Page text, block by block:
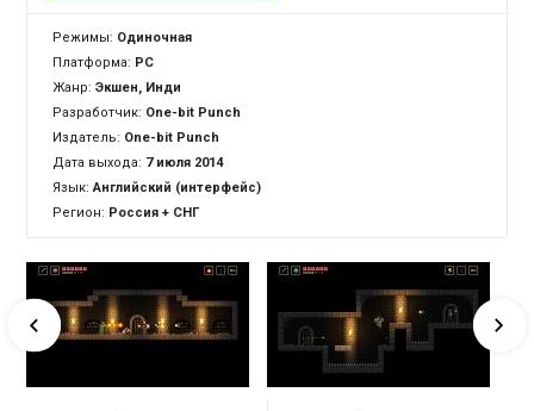
Режимы: Одиночная
Платформа: PC
Жанр:Экшен, Инди
Разработчик: One-bit Punch
Издатель: One-bit Punch
Дата выхода: 7 июля 2014
Язык:Английский (интерфейс)
Регион: Россия + СНГ